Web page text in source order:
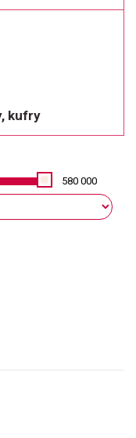
kufry
580 000